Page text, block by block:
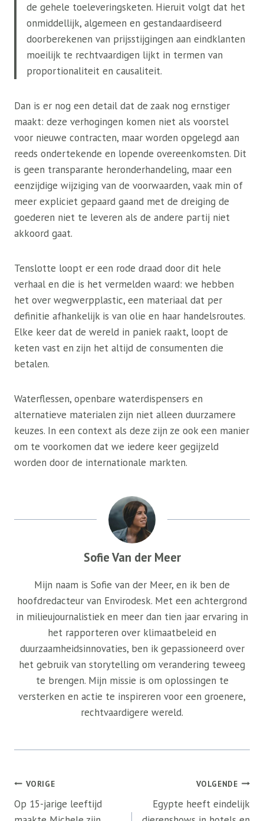
de gehele toeleveringsketen. Hieruit volgt dat het
onmiddellijk, algemeen en gestandaardiseerd
doorberekenen van prijsstijgingen aan eindklanten
moeilijk te rechtvaardigen lijkt in termen van
proportionaliteit en causaliteit.
Dan is er nog een detail dat de zaak nog ernstiger
maakt: deze verhogingen komen niet als voorstel
voor nieuwe contracten, maar worden opgelegd aan
reeds ondertekende en lopende overeenkomsten. Dit
is geen transparante heronderhandeling, maar een
eenzijdige wijziging van de voorwaarden, vaak min of
meer expliciet gepaard gaand met de dreiging de
goederen niet te leveren als de andere partij niet
akkoord gaat.
Tenslotte loopt er een rode draad door dit hele
verhaal en die is het vermelden waard: we hebben
het over wegwerpplastic, een materiaal dat per
definitie afhankelijk is van olie en haar handelsroutes.
Elke keer dat de wereld in paniek raakt, loopt de
keten vast en zijn het altijd de consumenten die
betalen.
Waterflessen, openbare waterdispensers en
alternatieve materialen zijn niet alleen duurzamere
keuzes. In een context als deze zijn ze ook een manier
om te voorkomen dat we iedere keer gegijzeld
worden door de internationale markten.
Sofie Van der Meer
Mijn naam is Sofie van der Meer, en ik ben de
hoofdredacteur van Envirodesk. Met een achtergrond
in milieujournalistiek en meer dan tien jaar ervaring in
het rapporteren over klimaatbeleid en
duurzaamheidsinnovaties, ben ik gepassioneerd over
het gebruik van storytelling om verandering teweeg
te brengen. Mijn missie is om oplossingen te
versterken en actie te inspireren voor een groenere,
rechtvaardigere wereld.
Bericht
navigatie
VORIGE
Op 15-jarige leeftijd
VOLGENDE
Egypte heeft eindelijk